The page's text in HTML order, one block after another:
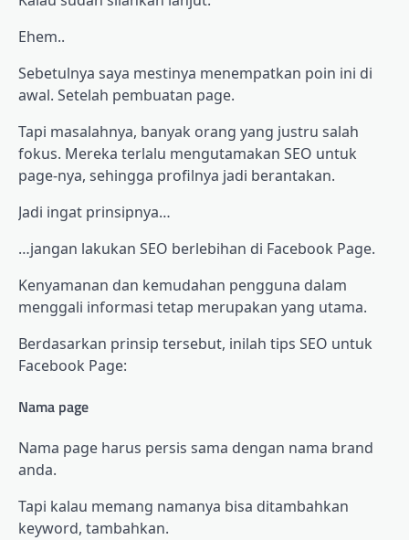
Ehem..
Sebetulnya saya mestinya menempatkan poin ini di
awal. Setelah pembuatan page.
Tapi masalahnya, banyak orang yang justru salah
fokus. Mereka terlalu mengutamakan SEO untuk
page-nya, sehingga profilnya jadi berantakan.
Jadi ingat prinsipnya…
…jangan lakukan SEO berlebihan di Facebook Page.
Kenyamanan dan kemudahan pengguna dalam
menggali informasi tetap merupakan yang utama.
Berdasarkan prinsip tersebut, inilah tips SEO untuk
Facebook Page:
Nama page
Nama page harus persis sama dengan nama brand
anda.
Tapi kalau memang namanya bisa ditambahkan
keyword, tambahkan.